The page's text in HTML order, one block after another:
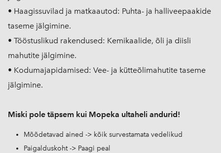
• Haagissuvilad ja matkaautod: Puhta- ja halliveepaakide
taseme jälgimine.
• Tööstuslikud rakendused: Kemikaalide, õli ja diisli
mahutite jälgimine.
• Kodumajapidamised: Vee- ja kütteõlimahutite taseme
jälgimine.
Miski pole täpsem kui Mopeka ultaheli andurid!
Mõõdetavad ained -> kõik survestamata vedelikud
Paigalduskoht -> Paagi peal